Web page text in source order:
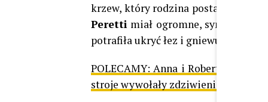
krzew, który rodzina postawiła przy
Peretti miał ogromne,
potrafiła ukryć łez i gniewu
POLECAMY: Anna i Robert
stroje wywołały zdziwienie [FOTO]